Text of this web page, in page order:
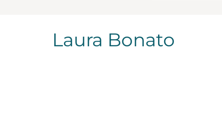
Laura Bonato